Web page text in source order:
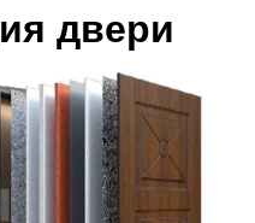
двери